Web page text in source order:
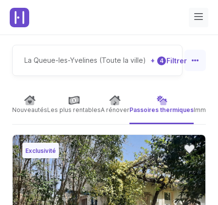
La Queue-les-Yvelines (Toute la ville) + 4 Filtrer
NouveautésLes plus rentablesA rénoverPassoires thermiques
Exclusivité